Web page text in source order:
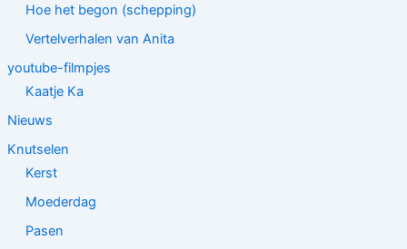
Hoe het begon (schepping)
Vertelverhalen van Anita
youtube-filmpjes
Kaatje Ka
Nieuws
Knutselen
Kerst
Moederdag
Pasen